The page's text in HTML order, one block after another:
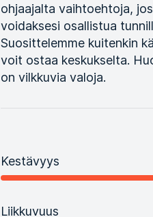
ohjaajalta vaihtoehtoja,
voidaksesi osallistua
Suosittelemme kuitenkin
voit ostaa keskukselta.
on vilkkuvia valoja.
Kestävyys
Liikkuvuus